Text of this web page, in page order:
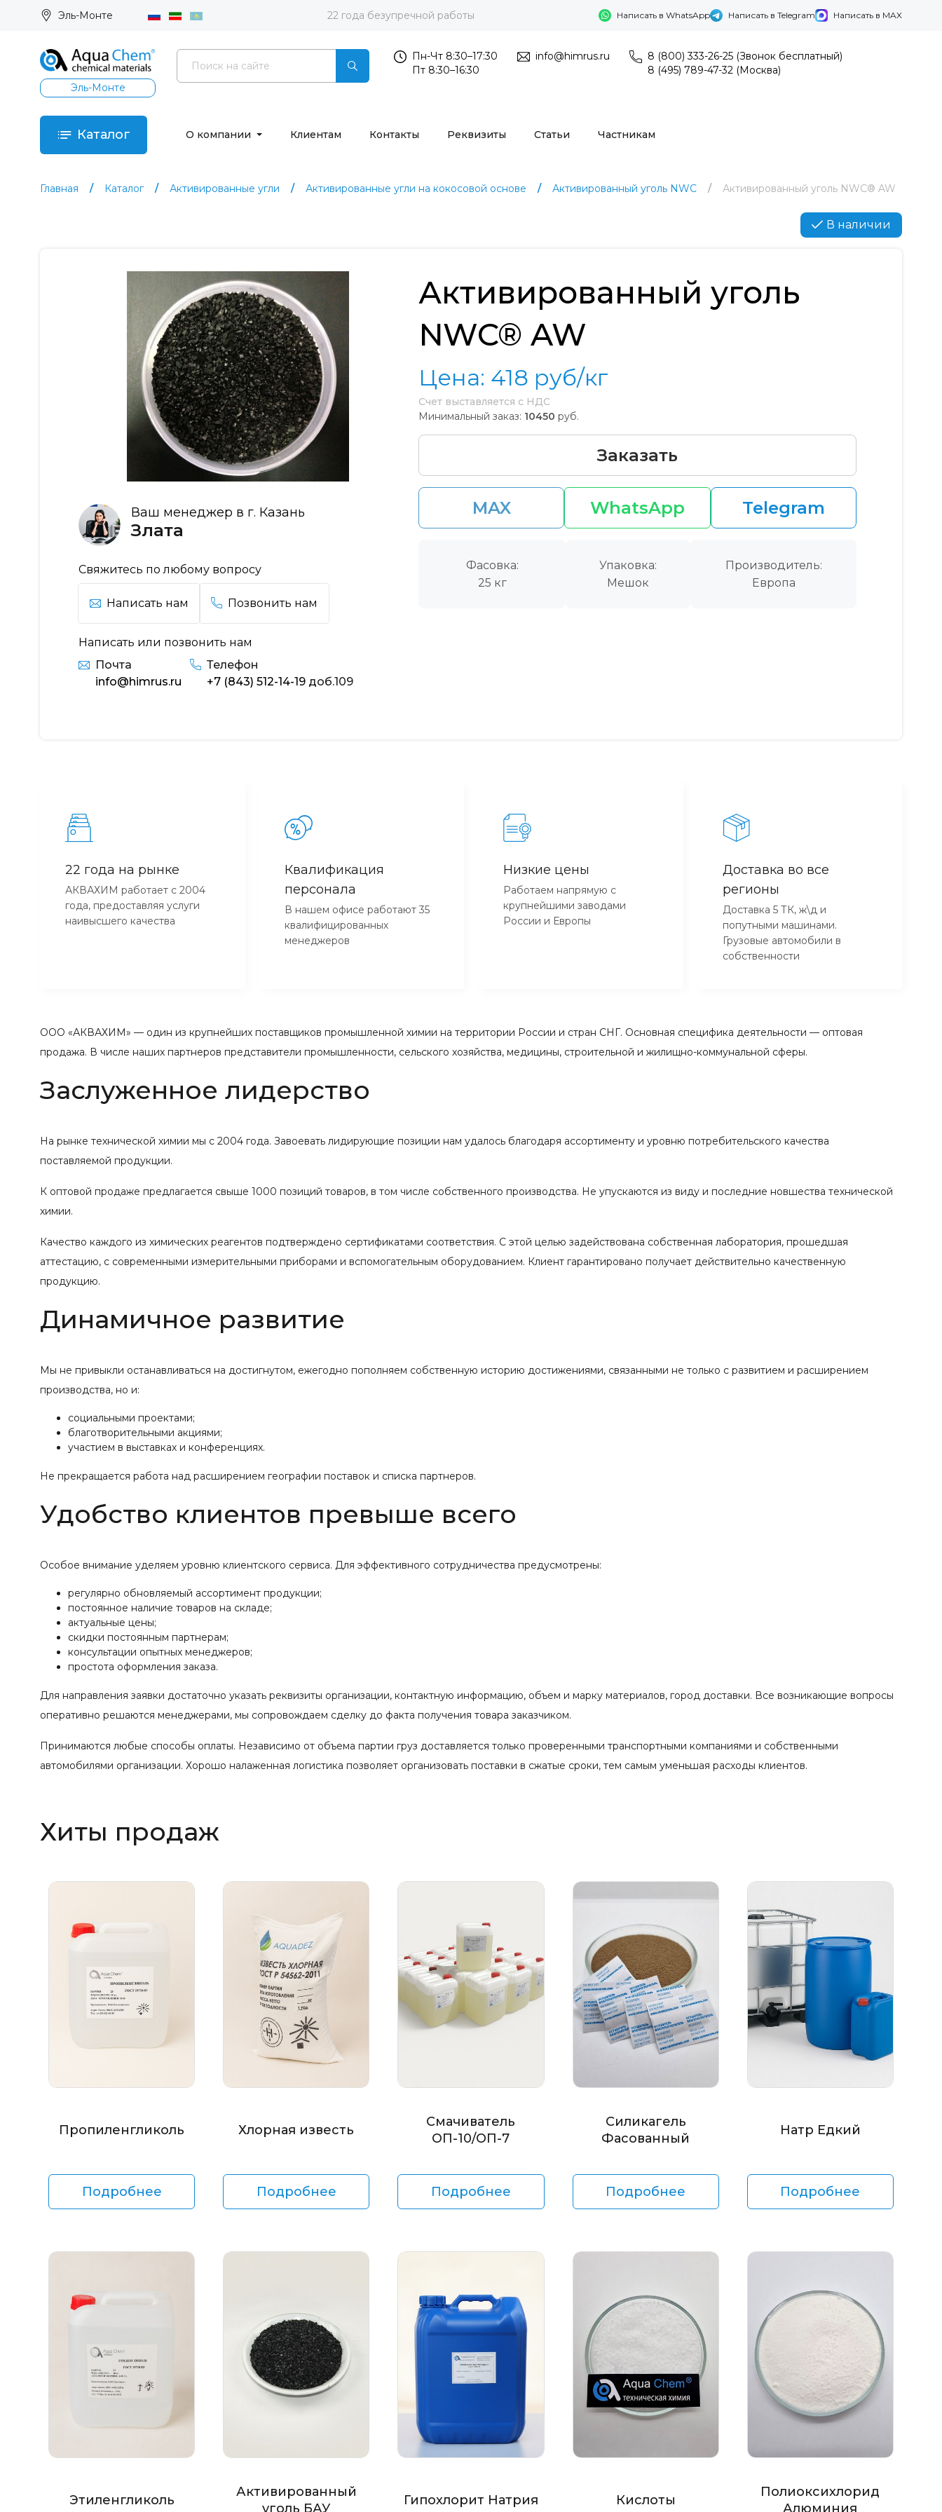
Эль-Монте 22 года безупречной работы Написать в WhatsApp Написать в Telegram Написать в MAX
Эль-Монте
Пн-Чт 8:30–17:30
Пт 8:30–16:30
info@himrus.ru
8 (800) 333-26-25 (Звонок бесплатный)
8 (495) 789-47-32 (Москва)
Каталог О компании Клиентам Контакты Реквизиты Статьи Частникам
Главная Каталог Активированные угли Активированные угли на кокосовой основе Активированный уголь NWC Активированный уголь NWC® AW
В наличии
Ваш менеджер в г. Казань
Злата
Свяжитесь по любому вопросу
Написать нам Позвонить нам
Написать или позвонить нам
Почта
info@himrus.ru
Телефон
+7 (843) 512-14-19 доб.109
Активированный уголь
NWC® AW
Цена: 418 руб/кг
Счет выставляется с НДС
Минимальный заказ: 10450 руб.
Заказать
MAX WhatsApp Telegram
Фасовка:
25 кг
Упаковка:
Мешок
Производитель:
Европа
22 года на рынке
АКВАХИМ работает с 2004
года, предоставляя услуги
наивысшего качества
Квалификация
персонала
В нашем офисе работают 35
квалифицированных
менеджеров
Низкие цены
Работаем напрямую с
крупнейшими заводами
России и Европы
Доставка во все
регионы
Доставка 5 ТК, ж\д и
попутными машинами.
Грузовые автомобили в
собственности
ООО «АКВАХИМ» — один из крупнейших поставщиков промышленной химии на территории России и стран СНГ. Основная специфика деятельности — оптовая
продажа. В числе наших партнеров представители промышленности, сельского хозяйства, медицины, строительной и жилищно-коммунальной сферы.
Заслуженное лидерство
На рынке технической химии мы с 2004 года. Завоевать лидирующие позиции нам удалось благодаря ассортименту и уровню потребительского качества
поставляемой продукции.
К оптовой продаже предлагается свыше 1000 позиций товаров, в том числе собственного производства. Не упускаются из виду и последние новшества технической
химии.
Качество каждого из химических реагентов подтверждено сертификатами соответствия. С этой целью задействована собственная лаборатория, прошедшая
аттестацию, с современными измерительными приборами и вспомогательным оборудованием. Клиент гарантировано получает действительно качественную
продукцию.
Динамичное развитие
Мы не привыкли останавливаться на достигнутом, ежегодно пополняем собственную историю достижениями, связанными не только с развитием и расширением
производства, но и:
социальными проектами;
благотворительными акциями;
участием в выставках и конференциях.
Не прекращается работа над расширением географии поставок и списка партнеров.
Удобство клиентов превыше всего
Особое внимание уделяем уровню клиентского сервиса. Для эффективного сотрудничества предусмотрены:
регулярно обновляемый ассортимент продукции;
постоянное наличие товаров на складе;
актуальные цены;
скидки постоянным партнерам;
консультации опытных менеджеров;
простота оформления заказа.
Для направления заявки достаточно указать реквизиты организации, контактную информацию, объем и марку материалов, город доставки. Все возникающие вопросы
оперативно решаются менеджерами, мы сопровождаем сделку до факта получения товара заказчиком.
Принимаются любые способы оплаты. Независимо от объема партии груз доставляется только проверенными транспортными компаниями и собственными
автомобилями организации. Хорошо налаженная логистика позволяет организовать поставки в сжатые сроки, тем самым уменьшая расходы клиентов.
Хиты продаж
Пропиленгликоль
Подробнее
Хлорная известь
Подробнее
Смачиватель
ОП-10/ОП-7
Подробнее
Силикагель
Фасованный
Подробнее
Натр Едкий
Подробнее
Этиленгликоль
Активированный
уголь БАУ
Гипохлорит Натрия Кислоты
Полиоксихлорид
Алюминия